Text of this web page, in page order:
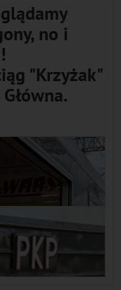
no i
"Krzyżak"